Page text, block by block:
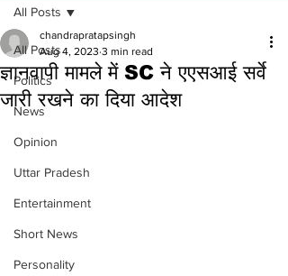
All Posts
Politics
News
Opinion
Uttar Pradesh
Entertainment
Short News
Personality
All Posts
ज्ञानवापी मामले में SC ने एएसआई सर्वे
जारी रखने का दिया आदेश
chandrapratapsingh
Aug 4, 2023 3 min read